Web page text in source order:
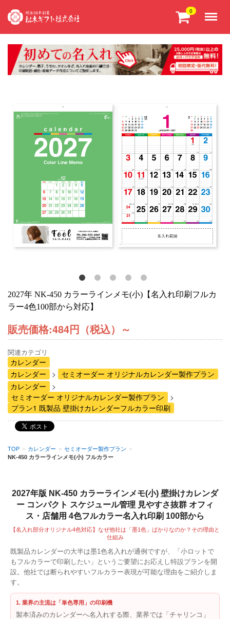
0
2027年 NK-450 カラーラインメモ(小)【名入れ印刷フルカ
ラー4色100部から対応】
販売価格:484円（税込） ～
関連カテゴリ
カレンダー
カレンダー
セミオーダー オリジナルカレンダー製作プラン
カレンダー
セミオーダー オリジナルカレンダー製作プラン
プラン1 既製品 壁掛けカレンダーフルカラー印刷
TOP > カレンダー > セミオーダー製作プラン >
NK-450 カラーラインメモ(小) フルカラー
2027年版 NK-450 カラーラインメモ(小) 壁掛けカレンダ
ー コンパクト スケジュール管理 見やすさ抜群 オフィ
ス・店舗用 4色フルカラー名入れ印刷 100部から
【名入れ部分オリジナル4色対応】なぜ他社は「墨1色」ばかりなのか？その理由と
仕組み
既製品カレンダーの大半は墨1色名入れが通例ですが、「小ロットで
もフルカラーで印刷したい」というご要望にお応えし特設プランを開
設。他社では断られやすいフルカラー表現が可能な理由をご紹介しま
す。
1. 業界の主流は「単色専用」の印刷機
製本済みのカレンダーへ名入れする際、業界では「チャリンコ」